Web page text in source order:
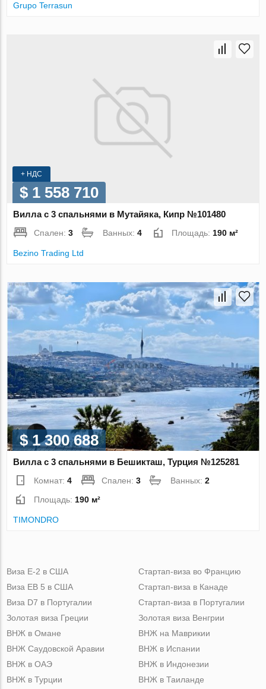
Grupo Terrasun
+ НДС
$ 1 558 710
Вилла с 3 спальнями в Мутайяка, Кипр №101480
Спален:3 Ванных:4 Площадь: 190 м²
Bezino Trading Ltd
$ 1 300 688
Вилла с 3 спальнями в Бешикташ, Турция №125281
Комнат:4 Спален:3 Ванных:2
Площадь: 190 м²
TIMONDRO
Виза Е-2 в США
Виза ЕВ 5 в США
Виза D7 в Португалии
Золотая виза Греции
Стартап-виза во Францию
Стартап-виза в Канаде
Стартап-виза в Португалии
Золотая виза Венгрии
ВНЖ в Омане
ВНЖ Саудовской Аравии
ВНЖ в ОАЭ
ВНЖ в Турции
ВНЖ на Маврикии
ВНЖ в Испании
ВНЖ в Индонезии
ВНЖ в Таиланде